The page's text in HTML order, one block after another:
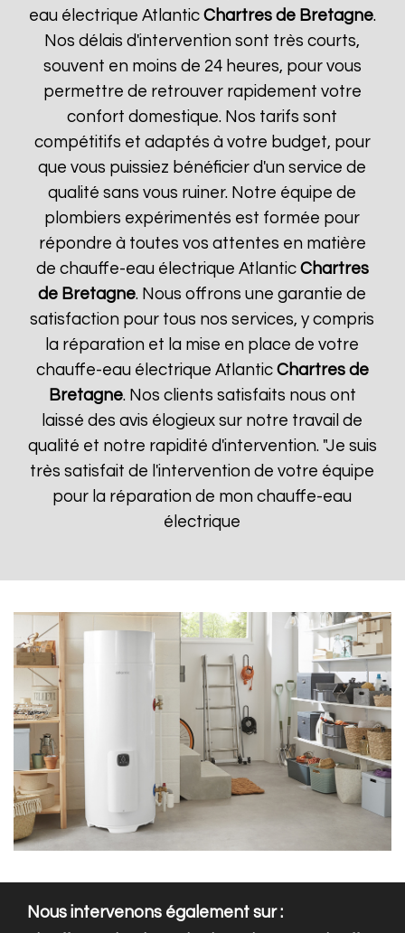
eau électrique Atlantic Chartres de Bretagne.
Nos délais d'intervention sont très courts,
souvent en moins de 24 heures, pour vous
permettre de retrouver rapidement votre
confort domestique. Nos tarifs sont
compétitifs et adaptés à votre budget, pour
que vous puissiez bénéficier d'un service de
qualité sans vous ruiner. Notre équipe de
plombiers expérimentés est formée pour
répondre à toutes vos attentes en matière
de chauffe-eau électrique Atlantic Chartres
de Bretagne. Nous offrons une garantie de
satisfaction pour tous nos services, y compris
la réparation et la mise en place de votre
chauffe-eau électrique Atlantic Chartres de
Bretagne. Nos clients satisfaits nous ont
laissé des avis élogieux sur notre travail de
qualité et notre rapidité d'intervention. "Je suis
très satisfait de l'intervention de votre équipe
pour la réparation de mon chauffe-eau
électrique
Nous intervenons également sur :